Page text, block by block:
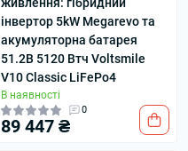
живлення: гібридний
інвертор 5kW Megarevo та
акумуляторна батарея
51.2В 5120 Втч Voltsmile
V10 Classic LiFePo4
В наявності
0
89 447 ₴